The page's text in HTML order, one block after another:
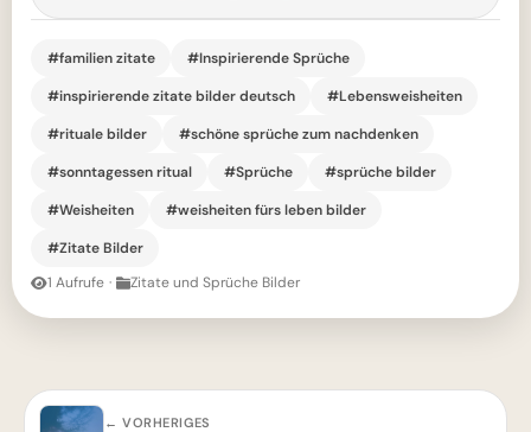
#familien zitate
#Inspirierende Sprüche
#inspirierende zitate bilder deutsch
#Lebensweisheiten
#rituale bilder
#schöne sprüche zum nachdenken
#sonntagessen ritual
#Sprüche
#sprüche bilder
#Weisheiten
#weisheiten fürs leben bilder
#Zitate Bilder
1 Aufrufe · Zitate und Sprüche Bilder
← VORHERIGES